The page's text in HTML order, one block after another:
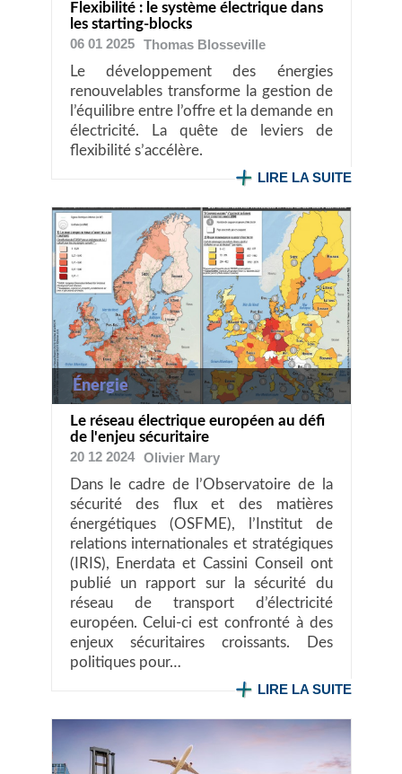
Flexibilité : le système électrique dans
les starting-blocks
06 01 2025
Thomas Blosseville
Le développement des énergies
renouvelables transforme la gestion de
l’équilibre entre l’offre et la demande en
électricité. La quête de leviers de
flexibilité s’accélère.
LIRE LA SUITE
Énergie
Le réseau électrique européen au défi
de l'enjeu sécuritaire
20 12 2024
Olivier Mary
Dans le cadre de l’Observatoire de la
sécurité des flux et des matières
énergétiques (OSFME), l’Institut de
relations internationales et stratégiques
(IRIS), Enerdata et Cassini Conseil ont
publié un rapport sur la sécurité du
réseau de transport d’électricité
européen. Celui-ci est confronté à des
enjeux sécuritaires croissants. Des
politiques pour…
LIRE LA SUITE